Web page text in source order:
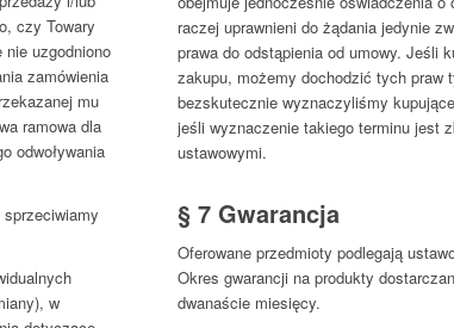
czy Towary
uzgodniono
zamówienia
mu
ramowa dla
odwoływania
w
raczej uprawnieni do żądania jedynie
prawa do odstąpienia od umowy. Jeśli
zakupu, możemy dochodzić tych praw
bezskutecznie wyznaczyliśmy
jeśli wyznaczenie takiego terminu jest
ustawowymi.
§ 7 Gwarancja
Oferowane przedmioty podlegają
Okres gwarancji na produkty
dwanaście miesięcy.